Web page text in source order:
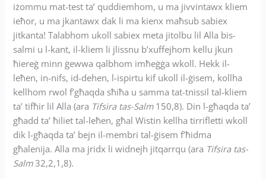
iżommu mat-test ta’ quddiemhom, u ma jivvintawx kliem
ieħor, u ma jkantawx dak li ma kienx maħsub sabiex
jitkanta! Talabhom ukoll sabiex meta jitolbu lil Alla bis-
salmi u l-kant, il-kliem li jlissnu b’xuffejhom kellu jkun
ħiereġ minn ġewwa qalbhom imħeġġa wkoll. Hekk il-
leħen, in-nifs, id-dehen, l-ispirtu kif ukoll il-ġisem, kollha
kellhom rwol f’għaqda sħiħa u samma tat-tnissil tal-kliem
ta’ tifħir lil Alla (ara Tifsira tas-Salm 150,8). Din l-għaqda ta’
għadd ta’ ħiliet tal-leħen, għal Wistin kellha tirrifletti wkoll
dik l-għaqda ta’ bejn il-membri tal-ġisem f’ħidma
għalenija. Alla ma jridx li widnejh jitqarrqu (ara Tifsira tas-
Salm32,2,1,8).